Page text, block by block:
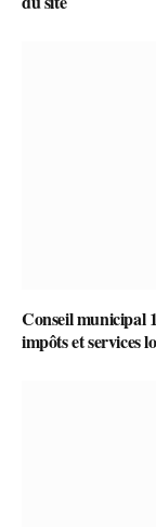
Conseil municipal
impôts et services